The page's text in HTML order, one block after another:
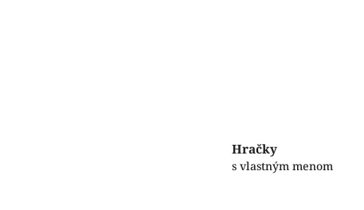
Hračky
s vlastným menom